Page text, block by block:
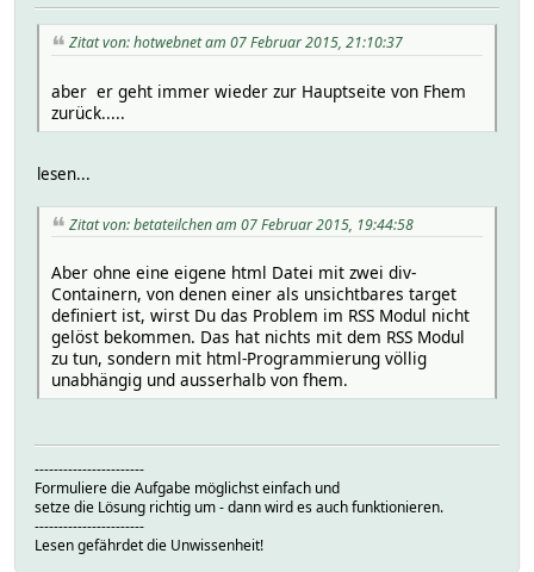
Zitat von: hotwebnet am 07 Februar 2015, 21:10:37
aber er geht immer wieder zur Hauptseite von Fhem
zurück.....
lesen...
Zitat von: betateilchen am 07 Februar 2015, 19:44:58
Aber ohne eine eigene html Datei mit zwei div-
Containern, von denen einer als unsichtbares target
definiert ist, wirst Du das Problem im RSS Modul nicht
gelöst bekommen. Das hat nichts mit dem RSS Modul
zu tun, sondern mit html-Programmierung völlig
unabhängig und ausserhalb von fhem.
-----------------------
Formuliere die Aufgabe möglichst einfach und
setze die Lösung richtig um - dann wird es auch funktionieren.
-----------------------
Lesen gefährdet die Unwissenheit!